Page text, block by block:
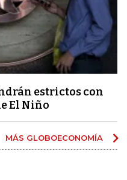
estrictos con
El Niño
MÁS GLOBOECONOMÍA